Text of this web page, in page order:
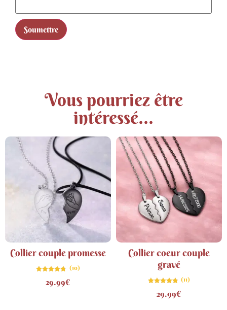
Vous pourriez être
intéressé...
Collier couple promesse
4.70
sur 5
(10)
29.99€
Collier coeur couple
gravé
4.82
sur 5
(11)
29.99€